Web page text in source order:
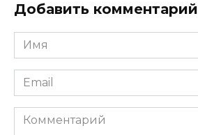
Добавить комментарий
Имя
*
Email
*
Комментарий